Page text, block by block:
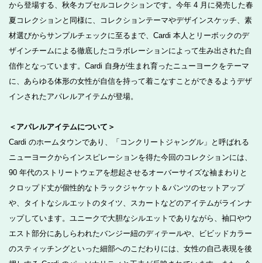
から登場する、秋冬カプセルコレクションです。今年 4 月に発売した春
夏コレクションと同様に、コレクションテーマやデザインスケッチ、素
材選びからサンプルチェックに至るまで、Cardi 本人とリーボックのデ
ザインチームによる徹底したコラボレーションによって生み出された自
信作となっています。Cardi 自身が生まれ育ったニューヨークをテーマ
に、あらゆる体形の女性が自信を持って着こなすことができるようデザ
インされたアパレルアイテムが登場。
＜アパレルアイテムについて＞
Cardi のホームタウンであり、「コンクリートジャングル」と呼ばれる
ニューヨークからインスピレーションを得た今回のコレクションには、
90 年代のストリートウェアを想起させるオーバーサイズな袖まわりと
クロップド丈が個性的なトラックジャケット＆パンツのセットアップ
や、タイトなシルエットのタイツ、スカートなどのアイテムがラインナ
ップしています。ユニークで大胆なシルエットでありながら、袖口やウ
エスト部分にあしらわれたバンジー紐のディテールや、ビビッドカラー
のスティッチングといった細部へのこだわりには、女性の自己表現を後